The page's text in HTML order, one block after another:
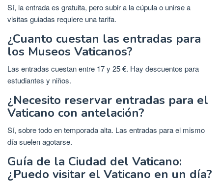
Sí, la entrada es gratuita, pero subir a la cúpula o unirse a
visitas guiadas requiere una tarifa.
¿Cuanto cuestan las entradas para
los Museos Vaticanos?
Las entradas cuestan entre 17 y 25 €. Hay descuentos para
estudiantes y niños.
¿Necesito reservar entradas para el
Vaticano con antelación?
Sí, sobre todo en temporada alta. Las entradas para el mismo
día suelen agotarse.
Guía de la Ciudad del Vaticano:
¿Puedo visitar el Vaticano en un día?